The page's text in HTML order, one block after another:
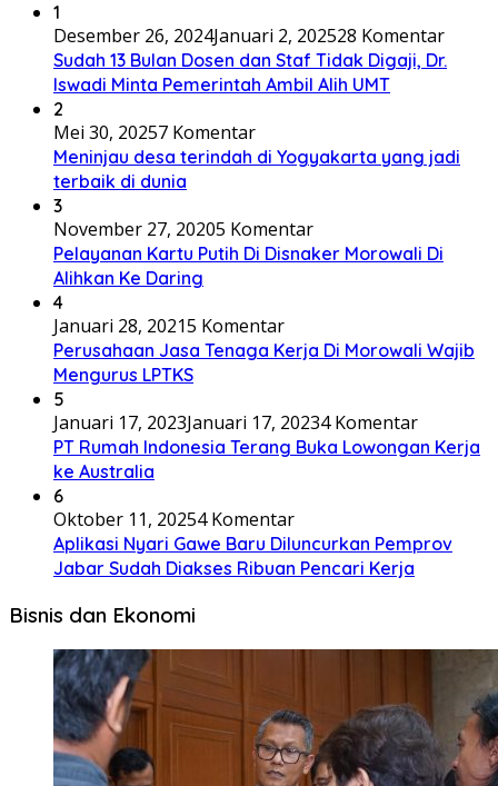
1
Desember 26, 2024Januari 2, 202528 Komentar
Sudah 13 Bulan Dosen dan Staf Tidak Digaji, Dr.
Iswadi Minta Pemerintah Ambil Alih UMT
2
Mei 30, 20257 Komentar
Meninjau desa terindah di Yogyakarta yang jadi
terbaik di dunia
3
November 27, 20205 Komentar
Pelayanan Kartu Putih Di Disnaker Morowali Di
Alihkan Ke Daring
4
Januari 28, 20215 Komentar
Perusahaan Jasa Tenaga Kerja Di Morowali Wajib
Mengurus LPTKS
5
Januari 17, 2023Januari 17, 20234 Komentar
PT Rumah Indonesia Terang Buka Lowongan Kerja
ke Australia
6
Oktober 11, 20254 Komentar
Aplikasi Nyari Gawe Baru Diluncurkan Pemprov
Jabar Sudah Diakses Ribuan Pencari Kerja
Bisnis dan Ekonomi